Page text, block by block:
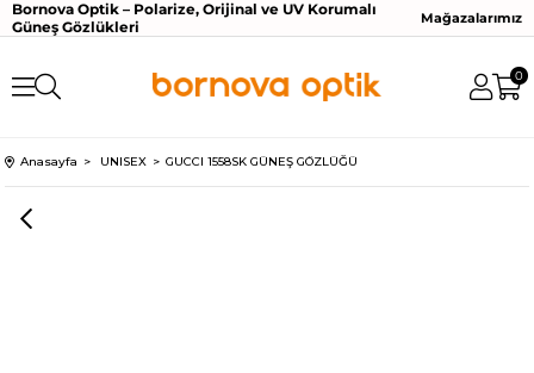
Bornova Optik – Polarize, Orijinal ve UV Korumalı
Güneş Gözlükleri
Mağazalarımız
0
Anasayfa UNISEX GUCCI 1558SK GÜNEŞ GÖZLÜĞÜ